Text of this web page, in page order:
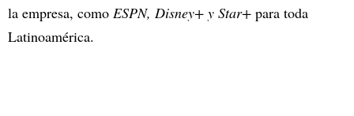
la empresa, como ESPN, Disney+ y Star+ para toda
Latinoamérica.